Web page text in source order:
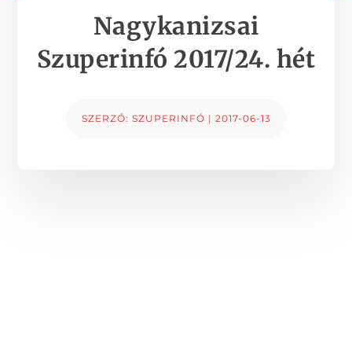
Nagykanizsai
Szuperinfó 2017/24. hét
SZERZŐ: SZUPERINFÓ | 2017-06-13